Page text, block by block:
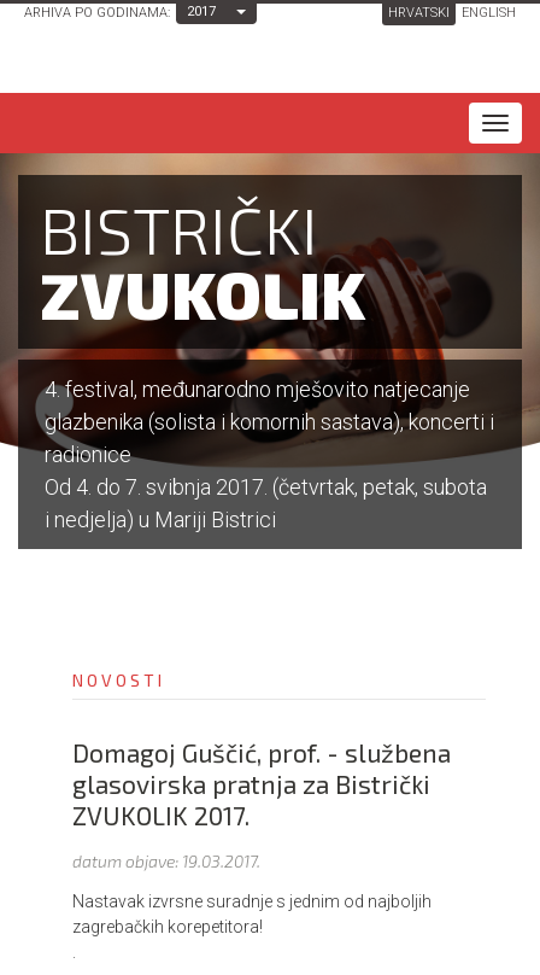
ARHIVA PO GODINAMA: 2017 Toggle Dropdown HRVATSKI ENGLISH
T
a
g
i
BISTRIČKI
ZVUKOLIK
4. festival, međunarodno mješovito natjecanje
glazbenika (solista i komornih sastava), koncerti i
radionice
Od 4. do 7. svibnja 2017. (četvrtak, petak, subota
i nedjelja) u Mariji Bistrici
NOVOSTI
Domagoj Guščić, prof. - službena
glasovirska pratnja za Bistrički
ZVUKOLIK 2017.
datum objave: 19.03.2017.
Nastavak izvrsne suradnje s jednim od najboljih
zagrebačkih korepetitora!